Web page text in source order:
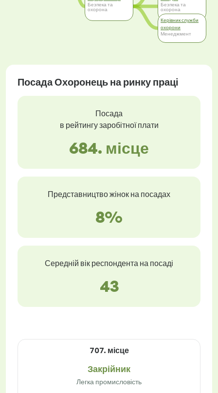
Безпека та
охорона
Безпека та
охорона
Керівник служби
охорони
Менеджмент
Посада Охоронець на ринку праці
Посада
в рейтингу заробітної плати
684. місце
Представництво жінок на посадах
8%
Середній вік респондента на посаді
43
707. місце
Закрійник
Легка промисловість